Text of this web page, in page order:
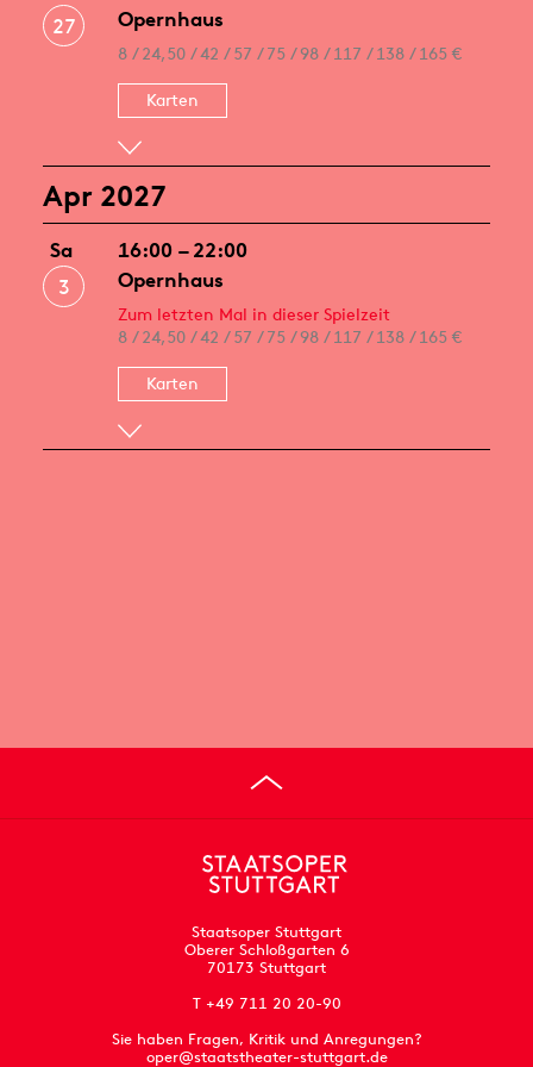
27
Opernhaus
8 / 24,50 / 42 / 57 / 75 / 98 / 117 / 138 / 165 €
Karten
Apr 2027
Sa
3
16:00 – 22:00
Opernhaus
Zum letzten Mal in dieser Spielzeit
8 / 24,50 / 42 / 57 / 75 / 98 / 117 / 138 / 165 €
Karten
Staatsoper Stuttgart
Oberer Schloßgarten 6
70173 Stuttgart
T +49 711 20 20-90
Sie haben Fragen, Kritik und Anregungen?
oper@staatstheater-stuttgart.de